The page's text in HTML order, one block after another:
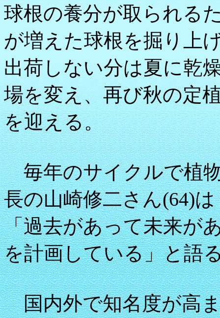
球根の養分が取られる
が増えた球根を掘り上
出荷しない分は夏に乾
場を変え、再び秋の定
を迎える。
毎年のサイクルで植
長の山崎修二さん(64)は
「過去があって未来が
を計画している」と語
国内外で知名度が高ま